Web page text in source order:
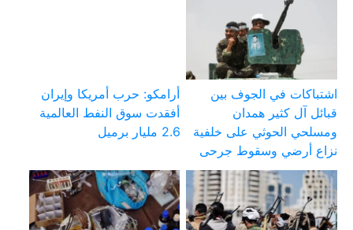
اشتباكات في الجوف بين
قبائل آل كثير همدان
ومسلحي الحوثي على خلفية
نزاع أرضي وسقوط جرحى
أرامكو: حرب أمريكا وإيران
أفقدت سوق النفط العالمية
2.6 مليار برميل